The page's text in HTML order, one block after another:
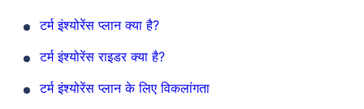
टर्म इंश्योरेंस प्लान क्या है?
टर्म इंश्योरेंस राइडर क्या है?
टर्म इंश्योरेंस प्लान के लिए विकलांगता